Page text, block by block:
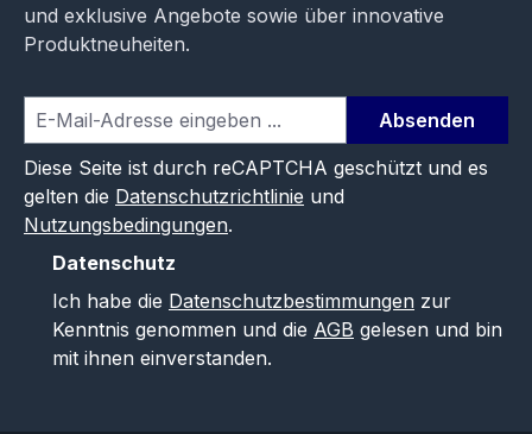
und exklusive Angebote sowie über innovative
Produktneuheiten.
Absenden
Diese Seite ist durch reCAPTCHA geschützt und es
gelten die Datenschutzrichtlinie und
Nutzungsbedingungen.
Datenschutz
Ich habe die Datenschutzbestimmungen zur
Kenntnis genommen und die AGB gelesen und bin
mit ihnen einverstanden.